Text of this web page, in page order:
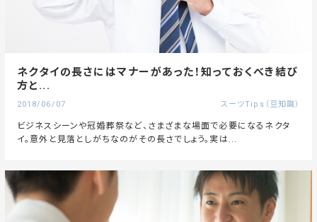
ネクタイの長さにはマナーがあった！知っておくべき結び
方と...
2018/06/07 スーツTips（豆知識）
ビジネスシーンや冠婚葬祭など、さまざまな場面で必要になるネクタ
イ。意外と見落としがちなのがその長さでしょう。実は...